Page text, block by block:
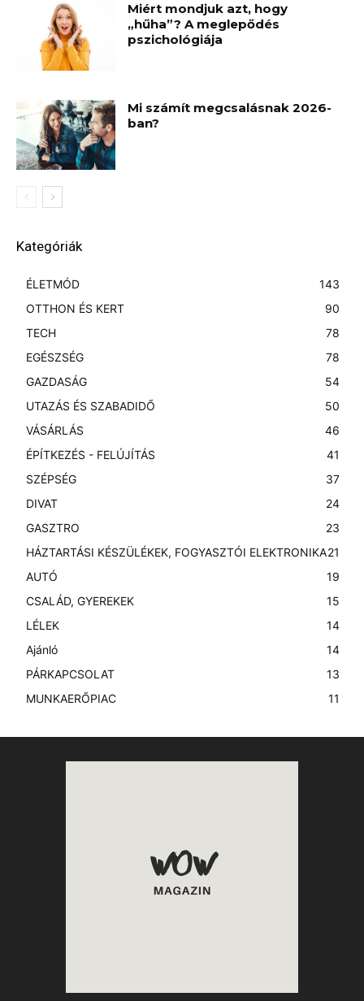
Miért mondjuk azt, hogy
„hűha”? A meglepődés
pszichológiája
Mi számít megcsalásnak 2026-
ban?
Kategóriák
ÉLETMÓD
143
OTTHON ÉS KERT
90
TECH
78
EGÉSZSÉG
78
GAZDASÁG
54
UTAZÁS ÉS SZABADIDŐ
50
VÁSÁRLÁS
46
ÉPÍTKEZÉS - FELÚJÍTÁS
41
SZÉPSÉG
37
DIVAT
24
GASZTRO
23
HÁZTARTÁSI KÉSZÜLÉKEK, FOGYASZTÓI ELEKTRONIKA21
AUTÓ
19
CSALÁD, GYEREKEK
15
LÉLEK
14
Ajánló
14
PÁRKAPCSOLAT
13
MUNKAERŐPIAC
11